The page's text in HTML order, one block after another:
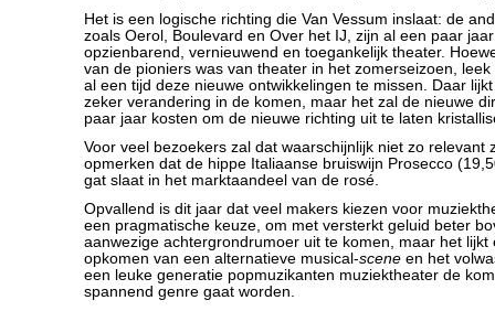
Het is een logische richting die Van Vessum inslaat: de
zoals Oerol, Boulevard en Over het IJ, zijn al een paar
opzienbarend, vernieuwend en toegankelijk theater.
van de pioniers was van theater in het zomerseizoen,
al een tijd deze nieuwe ontwikkelingen te missen. Daar
zeker verandering in de komen, maar het zal de nieuwe
paar jaar kosten om de nieuwe richting uit te laten
Voor veel bezoekers zal dat waarschijnlijk niet zo relevant
opmerken dat de hippe Italiaanse bruiswijn Prosecco
gat slaat in het marktaandeel van de rosé.
Opvallend is dit jaar dat veel makers kiezen voor
een pragmatische keuze, om met versterkt geluid beter
aanwezige achtergrondrumoer uit te komen, maar het lijkt
opkomen van een alternatieve musical-scene en het
een leuke generatie popmuzikanten muziektheater de
spannend genre gaat worden.